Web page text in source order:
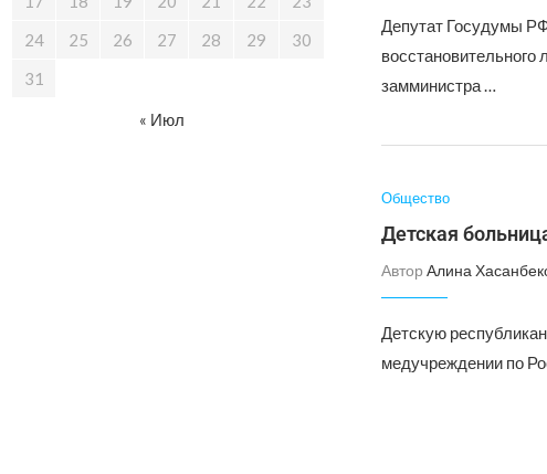
Депутат Госудумы
замминистра …
Общество
Детская
Автор Алина
Детскую
медучреждении по
24
25 26 27 28 29
30
31
« Июл